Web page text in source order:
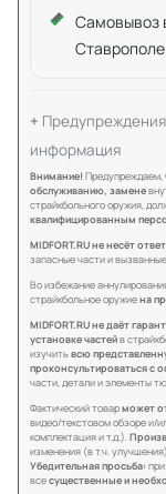
Самовывоз
информация
Внимание!Предупреждаем,
обслуживанию, замене
страйкбольного оружия,
квалифицированным
MIDFORT.RU не несёт
запасные части и
Во избежание
страйкбольное оружиена
MIDFORT.RU не даёт
установке частейв
изучитьвсю
проконсультироваться с
части, детали и элементы
Фактический товарможет
видео/текстовом обзоре и/
комплектация и т.д.).
изменения (в т.ч.
Убедительная просьба:
всесущественные и